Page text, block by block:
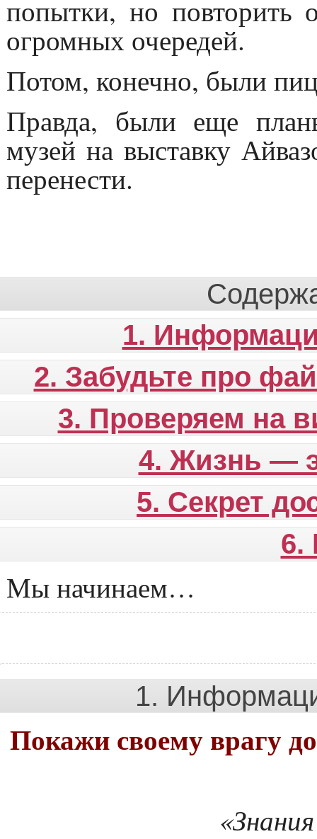
попытки, но повторить
огромных очередей.
Потом, конечно, были
Правда, были еще
музей на выставку
перенести.
1.
2. Забудьте про
3. Проверяем на
4. Жизнь —
5. Секрет
6.
Мы начинаем…
1.
Покажи своему врагу